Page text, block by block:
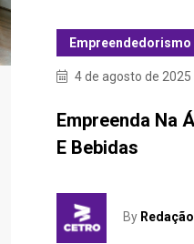
Empreendedorismo
4 de agosto de 2025
Empreenda Na
E Bebidas
By